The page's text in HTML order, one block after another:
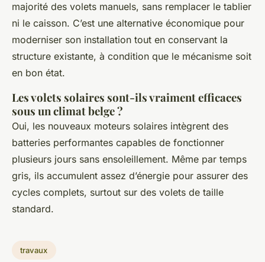
majorité des volets manuels, sans remplacer le tablier
ni le caisson. C’est une alternative économique pour
moderniser son installation tout en conservant la
structure existante, à condition que le mécanisme soit
en bon état.
Les volets solaires sont-ils vraiment efficaces
sous un climat belge ?
Oui, les nouveaux moteurs solaires intègrent des
batteries performantes capables de fonctionner
plusieurs jours sans ensoleillement. Même par temps
gris, ils accumulent assez d’énergie pour assurer des
cycles complets, surtout sur des volets de taille
standard.
travaux